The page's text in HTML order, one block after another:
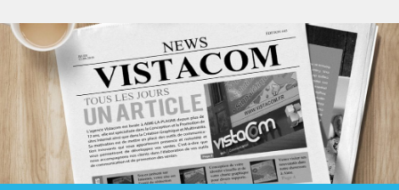
Aller
au
contenu
Agence Vistacom
NOS ACTUS